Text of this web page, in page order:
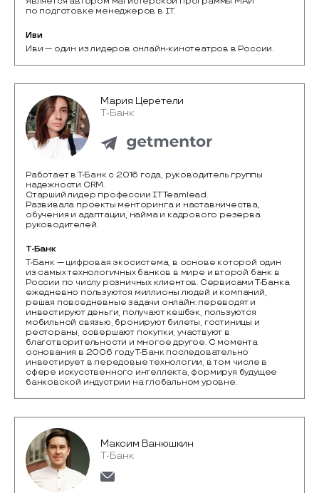
по подготовке менеджеров в IT.
Иви
Иви — один из лидеров онлайн-кинотеатров в России.
Мария Церетели
Т-Банк
Работает в Т-Банк c 2016 года, руководитель группы
надежности CRM.
Старший лидер профессии IT Teamlead.
Развивала проекты менторинга и наставничества,
обучения и адаптации, найма и кадрового резерва
руководителей.
Т-Банк
Т-Банк — цифровая экосистема, в основе которой один
из самых технологичных банков в мире и второй банк в
России по числу розничных клиентов. Сервисами Т-Банка
ежедневно пользуются миллионы людей и компаний,
решая повседневные задачи онлайн: переводят и
инвестируют деньги, получают кешбэк, пользуются
мобильной связью, бронируют билеты, гостиницы и
рестораны, совершают покупки, участвуют в
благотворительности и многое другое. С момента
основания в 2006 году Т-Банк последовательно
инвестирует в передовые технологии, в том числе в
сфере искусственного интеллекта, формируя будущее
банковской индустрии на глобальном уровне.
Максим Ванюшкин
Т-Банк